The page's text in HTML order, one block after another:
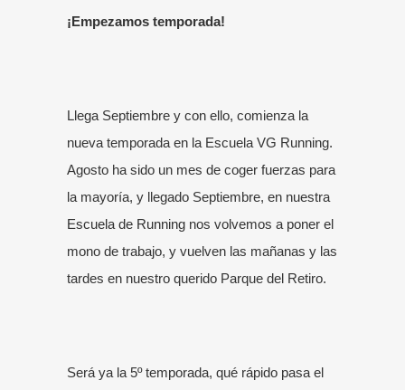
¡Empezamos temporada!
Llega Septiembre y con ello, comienza la
nueva temporada en la Escuela VG Running.
Agosto ha sido un mes de coger fuerzas para
la mayoría, y llegado Septiembre, en nuestra
Escuela de Running nos volvemos a poner el
mono de trabajo, y vuelven las mañanas y las
tardes en nuestro querido Parque del Retiro.
Será ya la 5º temporada, qué rápido pasa el